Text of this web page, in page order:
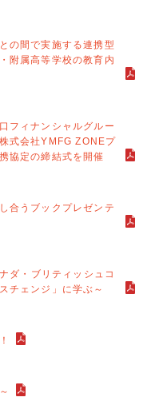
の間で実施する連携型
附属高等学校の教育内
フィナンシャルグルー
式会社YMFG ZONEプ
協定の締結式を開催
合うブックプレゼンテ
ダ・ブリティッシュコ
チェンジ」に学ぶ～